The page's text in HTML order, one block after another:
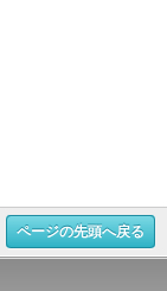
ページの先頭へ戻る